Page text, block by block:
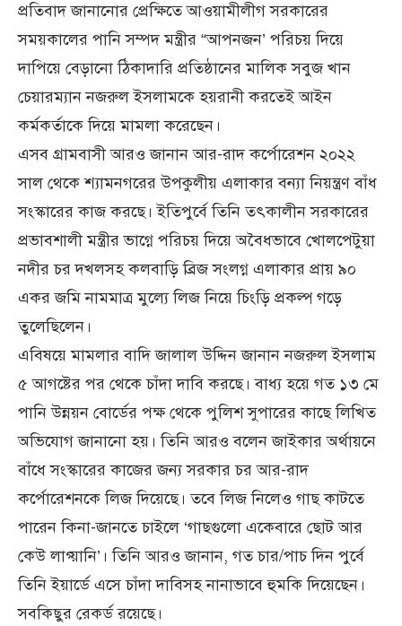
প্রতিবাদ জানানোর প্রেক্ষিতে আওয়ামীলীগ সরকারের
সময়কালের পানি সম্পদ মন্ত্রীর “আপনজন’ পরিচয় দিয়ে
দাপিয়ে বেড়ানো ঠিকাদারি প্রতিষ্ঠানের মালিক সবুজ খান
চেয়ারম্যান নজরুল ইসলামকে হয়রানী করতেই আইন
কর্মকর্তাকে দিয়ে মামলা করেছেন।
এসব গ্রামবাসী আরও জানান আর-রাদ কর্পোরেশন ২০২২
সাল থেকে শ্যামনগরের উপকুলীয় এলাকার বন্যা নিয়ন্ত্রণ বাঁধ
সংস্কারের কাজ করছে। ইতিপুর্বে তিনি তৎকালীন সরকারের
প্রভাবশালী মন্ত্রীর ভাগ্নে পরিচয় দিয়ে অবৈধভাবে খোলপেটুয়া
নদীর চর দখলসহ কলবাড়ি ব্রিজ সংলগ্ন এলাকার প্রায় ৯০
একর জমি নামমাত্র মুল্যে লিজ নিয়ে চিংড়ি প্রকল্প গড়ে
তুলেছিলেন।
এবিষয়ে মামলার বাদি জালাল উদ্দিন জানান নজরুল ইসলাম
৫ আগষ্টের পর থেকে চাঁদা দাবি করছে। বাধ্য হয়ে গত ১৩ মে
পানি উন্নয়ন বোর্ডের পক্ষ থেকে পুলিশ সুপারের কাছে লিখিত
অভিযোগ জানানো হয়। তিনি আরও বলেন জাইকার অর্থায়নে
বাঁধে সংস্কারের কাজের জন্য সরকার চর আর-রাদ
কর্পোরেশনকে লিজ দিয়েছে। তবে লিজ নিলেও গাছ কাটতে
পারেন কিনা-জানতে চাইলে ‘গাছগুলো একেবারে ছোট আর
কেউ লাগ্য়ানি’। তিনি আরও জানান, গত চার/পাচ দিন পুর্বে
তিনি ইয়ার্ডে এসে চাঁদা দাবিসহ নানাভাবে হুমকি দিয়েছেন।
সবকিছুর রেকর্ড রয়েছে।